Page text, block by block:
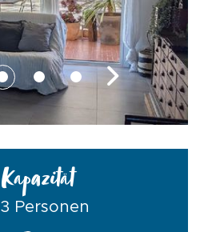
Kapazität
3 Personen